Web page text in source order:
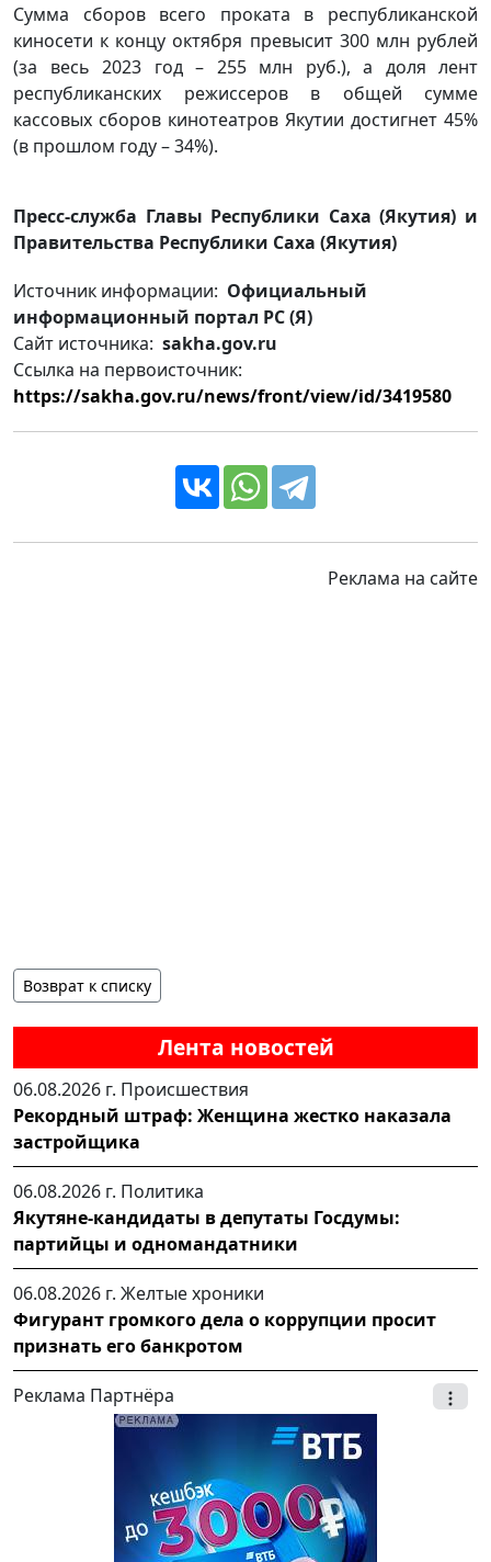
Лента новостей
06.08.2026 г. Происшествия
Рекордный штраф: Женщина жестко наказала
застройщика
06.08.2026 г. Политика
Якутяне-кандидаты в депутаты Госдумы:
партийцы и одномандатники
06.08.2026 г. Желтые хроники
Фигурант громкого дела о коррупции просит
признать его банкротом
Реклама Партнёра
Сумма сборов всего проката в республиканской
киносети к концу октября превысит 300 млн рублей
(за весь 2023 год – 255 млн руб.), а доля лент
республиканских режиссеров в общей сумме
кассовых сборов кинотеатров Якутии достигнет 45%
(в прошлом году – 34%).
Пресс-служба Главы Республики Саха (Якутия) и
Правительства Республики Саха (Якутия)
Источник информации: Официальный
информационный портал РС (Я)
Сайт источника: sakha.gov.ru
Ссылка на первоисточник:
https://sakha.gov.ru/news/front/view/id/3419580
Реклама на сайте
Возврат к списку